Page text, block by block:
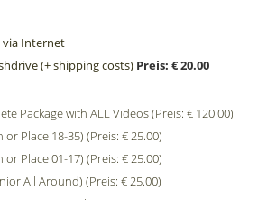
via Internet
(+ shipping costs) Preis: € 20.00
Package with ALL Videos (Preis: € 120.00)
Place 18-35) (Preis: € 25.00)
Place 01-17) (Preis: € 25.00)
All Around) (Preis: € 25.00)